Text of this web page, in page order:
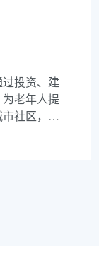
投资、建
老年人提
社区，打